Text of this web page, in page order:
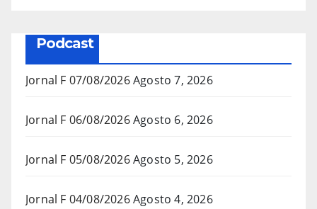
Podcast
Jornal F 07/08/2026Agosto 7, 2026
Jornal F 06/08/2026Agosto 6, 2026
Jornal F 05/08/2026Agosto 5, 2026
Jornal F 04/08/2026Agosto 4, 2026